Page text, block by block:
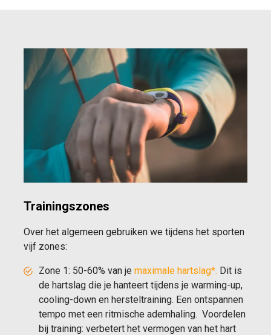
Trainingszones
Over het algemeen gebruiken we tijdens het sporten
vijf zones:
Zone 1: 50-60% van je maximale hartslag*. Dit is
de hartslag die je hanteert tijdens je warming-up,
cooling-down en hersteltraining. Een ontspannen
tempo met een ritmische ademhaling. Voordelen
bij training: verbetert het vermogen van het hart